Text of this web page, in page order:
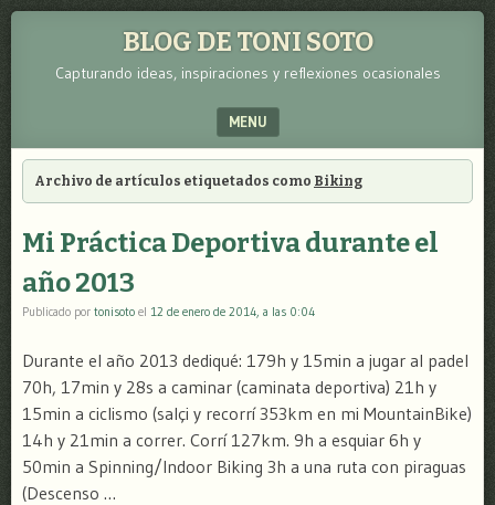
BLOG DE TONI SOTO
Capturando ideas, inspiraciones y reflexiones ocasionales
MENU
SKIP TO CONTENT
Archivo de artículos etiquetados como Biking
Mi Práctica Deportiva durante el
año 2013
Publicado por tonisoto el 12 de enero de 2014, a las 0:04
Durante el año 2013 dediqué: 179h y 15min a jugar al padel
70h, 17min y 28s a caminar (caminata deportiva) 21h y
15min a ciclismo (salçi y recorrí 353km en mi MountainBike)
14h y 21min a correr. Corrí 127km. 9h a esquiar 6h y
50min a Spinning/Indoor Biking 3h a una ruta con piraguas
(Descenso …